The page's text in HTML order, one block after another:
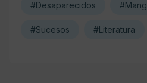
#Desaparecidos
#Sucesos #Literatura